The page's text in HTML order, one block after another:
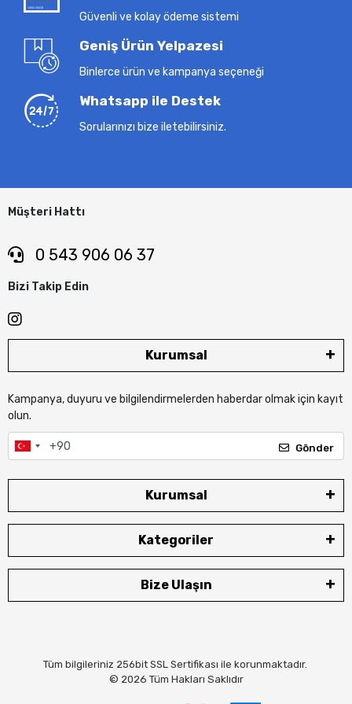
Güvenli ve kolay ödeme sistemi
Geniş Ürün Yelpazesi
Binlerce ürün ve kampanya seçeneği
Whatsapp ile Destek
Sorularınızı bize iletebilirsiniz.
Müşteri Hattı
0 543 906 06 37
Bizi Takip Edin
Kurumsal
Kampanya, duyuru ve bilgilendirmelerden haberdar olmak için kayıt
olun.
Gönder
Kurumsal
Kategoriler
Bize Ulaşın
Tüm bilgileriniz 256bit SSL Sertifikası ile korunmaktadır.
© 2026 Tüm Hakları Saklıdır